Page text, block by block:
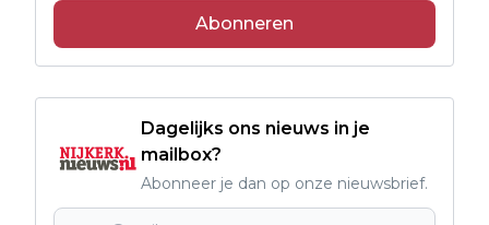
Abonneren
Dagelijks ons nieuws in je
mailbox?
Abonneer je dan op onze nieuwsbrief.